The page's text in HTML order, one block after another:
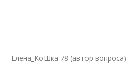
Елена_КоШка 78 (автор вопроса)